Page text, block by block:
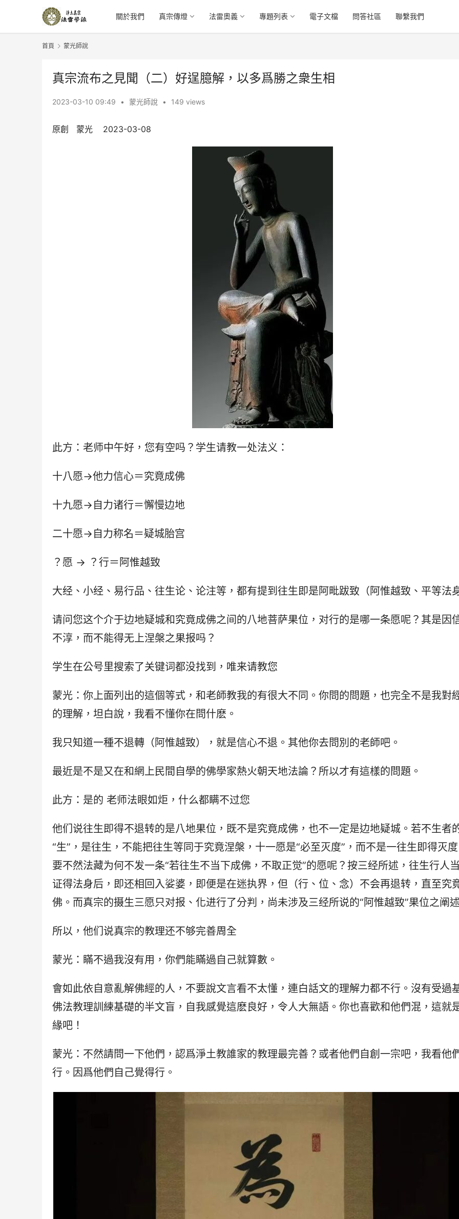
關於我們 真宗傳燈 法雷奧義 專題列表 電子文檔 問答社區 聯繫我們
首頁 蒙光師說
真宗流布之見聞（二）好逞臆解，以多爲勝之衆生相
2023-03-10 09:49 • 蒙光師說 • 149 views
原創   蒙光    2023-03-08
此方：老师中午好，您有空吗？学生请教一处法义：
十八愿→他力信心＝究竟成佛
十九愿→自力诸行＝懈慢边地
二十愿→自力称名＝疑城胎宫
？愿 → ？行＝阿惟越致
大经、小经、易行品、往生论、论注等，都有提到往生即是阿毗跋致（阿惟越致、平等法身
请问您这个介于边地疑城和究竟成佛之间的八地菩萨果位，对行的是哪一条愿呢？其是因
不淳，而不能得无上涅槃之果报吗？
学生在公号里搜索了关键词都没找到，唯来请教您
蒙光：你上面列出的這個等式，和老師教我的有很大不同。你問的問題，也完全不是我對
的理解，坦白說，我看不懂你在問什麽。
我只知道一種不退轉（阿惟越致），就是信心不退。其他你去問別的老師吧。
最近是不是又在和網上民間自學的佛學家熱火朝天地法論？所以才有這樣的問題。
此方：是的 老师法眼如炬，什么都瞒不过您
他们说往生即得不退转的是八地果位，既不是究竟成佛，也不一定是边地疑城。若不生者
“生”，是往生，不能把往生等同于究竟涅槃，十一愿是“必至灭度”，而不是一往生即得灭度
要不然法藏为何不发一条“若往生不当下成佛，不取正觉”的愿呢？按三经所述，往生行人
证得法身后，即还相回入娑婆，即便是在迷执界，但（行、位、念）不会再退转，直至究
佛。而真宗的摄生三愿只对报、化进行了分判，尚未涉及三经所说的“阿惟越致”果位之阐述
所以，他们说真宗的教理还不够完善周全
蒙光：瞞不過我沒有用，你們能瞞過自己就算數。
會如此依自意亂解佛經的人，不要說文言看不太懂，連白話文的理解力都不行。沒有受過
佛法教理訓練基礎的半文盲，自我感覺這麽良好，令人大無語。你也喜歡和他們混，這就
緣吧！
蒙光：不然請問一下他們，認爲淨土教誰家的教理最完善？或者他們自創一宗吧，我看他
行。因爲他們自己覺得行。